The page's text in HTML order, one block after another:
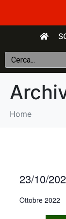
Home
23/10/
e
Ottobre 2022